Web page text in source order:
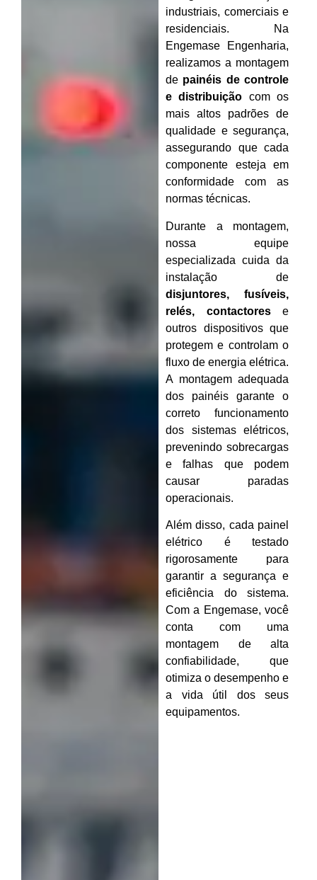
industriais, comerciais e
residenciais. Na
Engemase Engenharia,
realizamos a montagem
de painéis de controle
e distribuição com os
mais altos padrões de
qualidade e segurança,
assegurando que cada
componente esteja em
conformidade com as
normas técnicas.
Durante a montagem,
nossa equipe
especializada cuida da
instalação de
disjuntores, fusíveis,
relés, contactorese
outros dispositivos que
protegem e controlam o
fluxo de energia elétrica.
A montagem adequada
dos painéis garante o
correto funcionamento
dos sistemas elétricos,
prevenindo sobrecargas
e falhas que podem
causar paradas
operacionais.
Além disso, cada painel
elétrico é testado
rigorosamente para
garantir a segurança e
eficiência do sistema.
Com a Engemase, você
conta com uma
montagem de alta
confiabilidade, que
otimiza o desempenho e
a vida útil dos seus
equipamentos.